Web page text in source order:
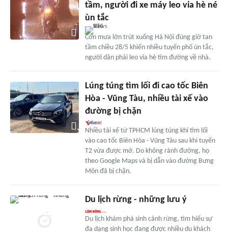
tầm, người đi xe máy leo vỉa hè né
ùn tắc
Cơn mưa lớn trút xuống Hà Nội đúng giờ tan
tầm chiều 28/5 khiến nhiều tuyến phố ùn tắc,
người dân phải leo vỉa hè tìm đường về nhà.
Lúng túng tìm lối đi cao tốc Biên
Hòa - Vũng Tàu, nhiều tài xế vào
đường bị chặn
Nhiều tài xế từ TPHCM lúng túng khi tìm lối
vào cao tốc Biên Hòa - Vũng Tàu sau khi tuyến
T2 vừa được mở. Do không rành đường, họ
theo Google Maps và bị dẫn vào đường Bưng
Môn đã bị chặn.
Du lịch rừng - những lưu ý
Du lịch khám phá sinh cảnh rừng, tìm hiểu sự
đa dạng sinh học đang được nhiều du khách